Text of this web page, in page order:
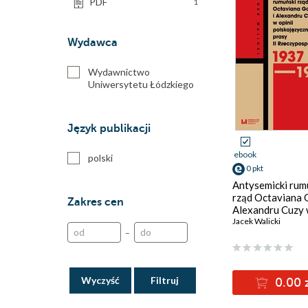
Wydawca
Wydawnictwo
Uniwersytetu Łódzkiego
Język publikacji
polski
Zakres cen
–
Wyczyść
ebook
0 pkt
Antysemicki
rząd Octaviana
Alexandru Cuzy
opinii
Rzeczypospolitej
Jacek Walicki
0.00